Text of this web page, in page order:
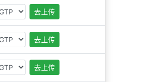
去上传
去上传
去上传